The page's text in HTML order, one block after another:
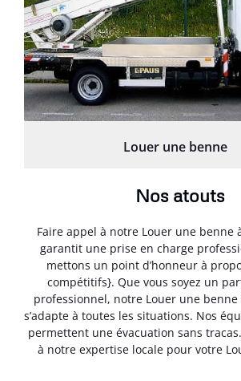
Louer une benne
Nos atouts
Faire appel à notre Louer une benne
garantit une prise en charge
mettons un point d’honneur à
compétitifs}. Que vous soyez un
professionnel, notre Louer une
s’adapte à toutes les situations. Nos
permettent une évacuation sans
à notre expertise locale pour votre